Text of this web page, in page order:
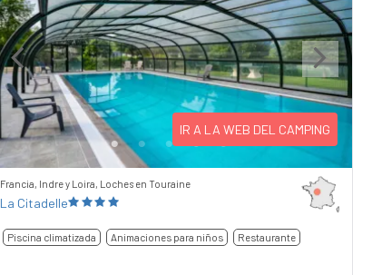
Previous Next
IR A LA WEB DEL CAMPING
Francia, Indre y Loira, Loches en Touraine
La Citadelle
Piscina climatizada Animaciones para niños Restaurante